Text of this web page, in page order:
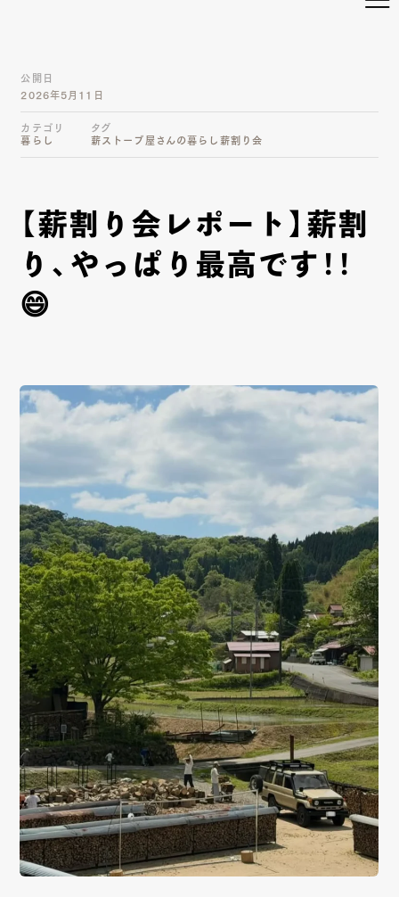
TOP ABOUT
私たちについて
03
SERVICE
サービス詳細
ITEM
商品一覧
05
WORKS
施工一覧
06
MAGAZINE
読み物一覧
07
SHOP INFO
店舗情報
08
CONTACT
お問い合わせ
CONTACT
公開日
2026年5月11日
カテゴリ
暮らし
タグ
薪ストーブ屋さんの暮らし薪割り会
【薪割り会レポート】薪割
り、やっぱり最高です！！
😄